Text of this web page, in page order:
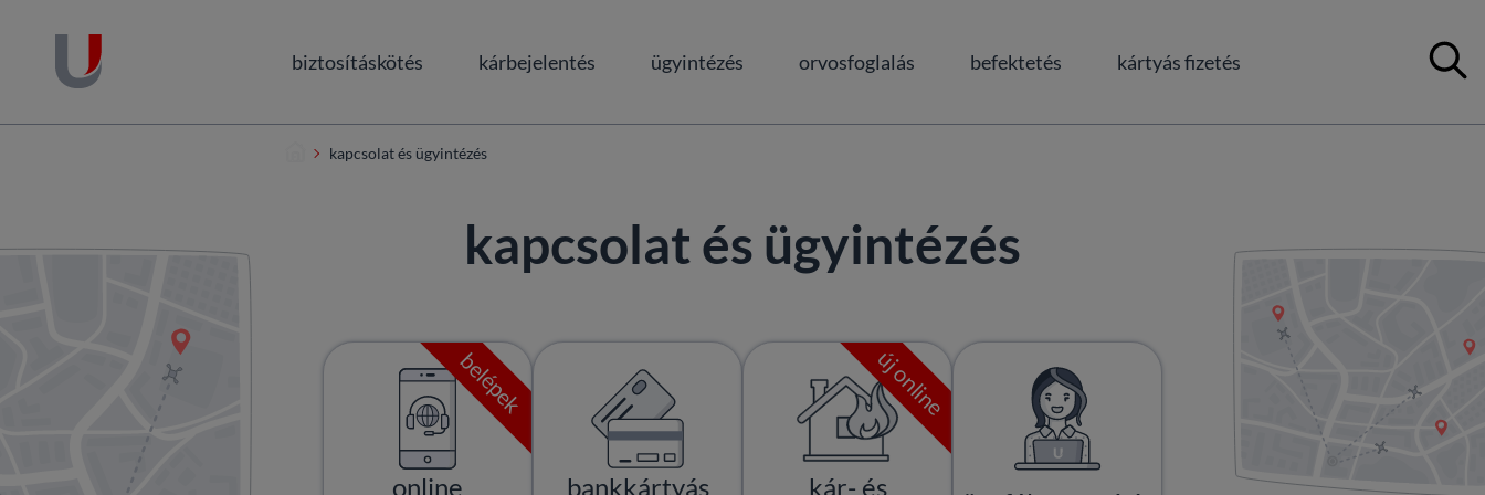
Ugrás a tartalomra
Ugrás a láblécre biztosításkötés kárbejelentés ügyintézés orvosfoglalás befektetés kártyás fizetés
Kereső
keresés az oldalon keresés a dokumentumokban
kapcsolat és ügyintézés
kapcsolat és ügyintézés
online
belépek
bankkártyás
kár- és
új online